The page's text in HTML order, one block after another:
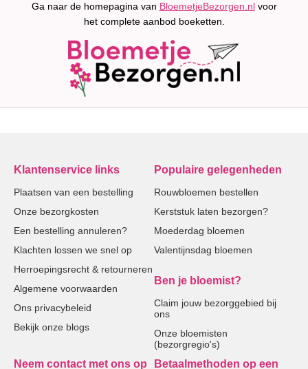
Ga naar de homepagina van BloemetjeBezorgen.nlvoor
het complete aanbod boeketten.
Klantenservice links
Plaatsen van een bestelling
Onze bezorgkosten
Een bestelling annuleren?
Klachten lossen we snel op
Herroepingsrecht & retourneren
Algemene voorwaarden
Ons privacybeleid
Bekijk onze blogs
Populaire gelegenheden
Rouwbloemen bestellen
Kerststuk laten bezorgen?
Moederdag bloemen
Valentijnsdag bloemen
Ben je bloemist?
Claim jouw bezorggebied bij
ons
Onze bloemisten
(bezorgregio's)
Neem contact met ons op Betaalmethoden op een